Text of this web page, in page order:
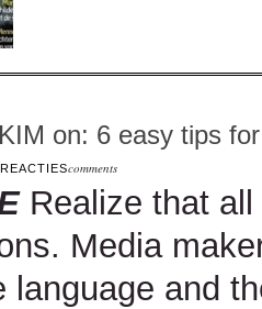
on: 6 easy tips
comments
Realize that
Media
language and